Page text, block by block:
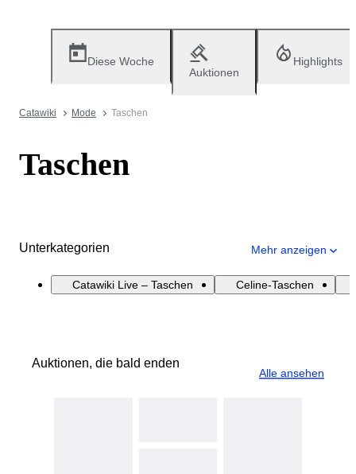
Diese Woche
Auktionen
Highlights
Catawiki Mode Taschen
Taschen
Unterkategorien Mehr anzeigen
Catawiki Live – Taschen Celine-Taschen
Auktionen, die bald enden
Alle ansehen